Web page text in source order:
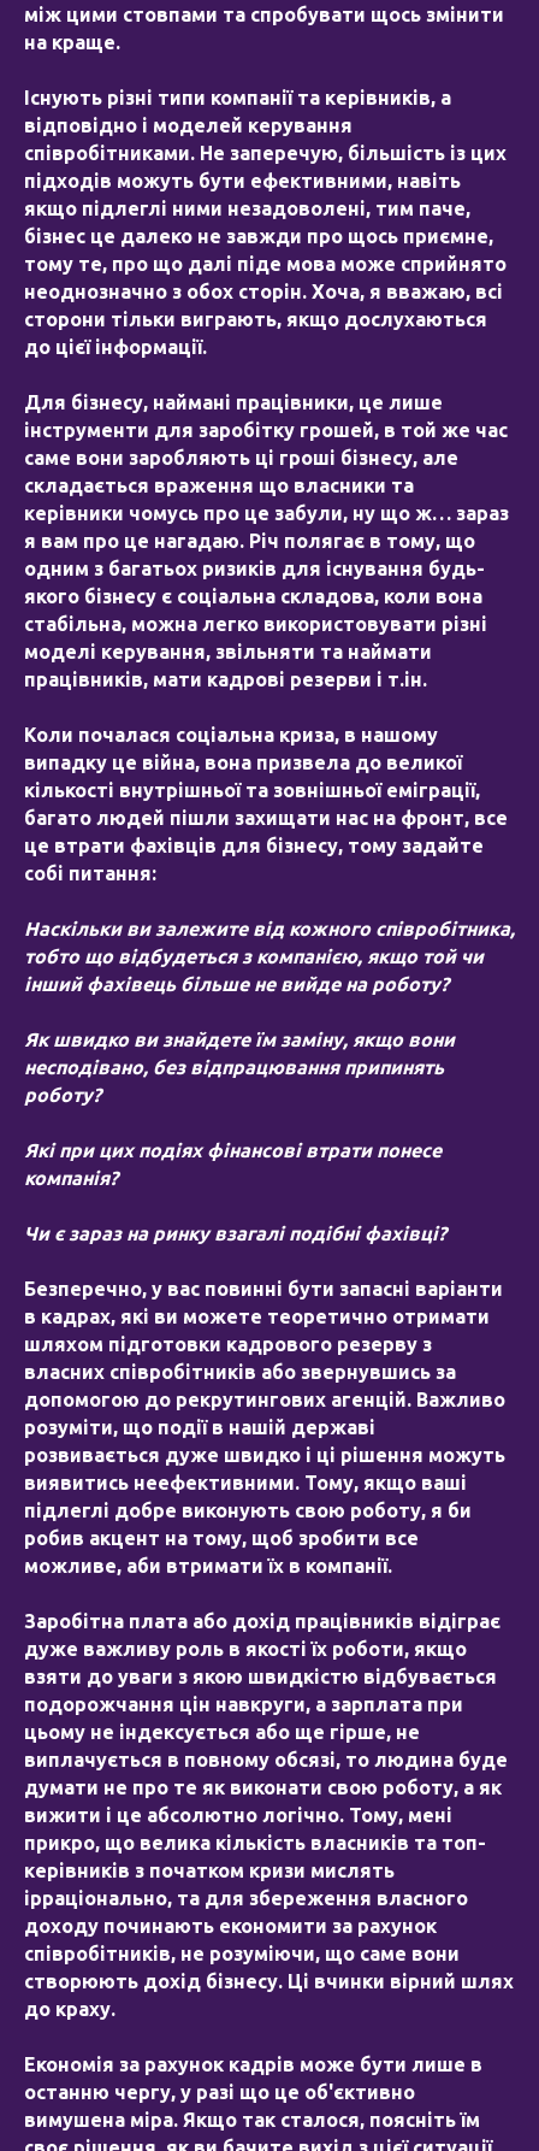
між цими стовпами та спробувати щось змінити
на краще.
Існують різні типи компанії та керівників, а
відповідно і моделей керування
співробітниками. Не заперечую, більшість із цих
підходів можуть бути ефективними, навіть
якщо підлеглі ними незадоволені, тим паче,
бізнес це далеко не завжди про щось приємне,
тому те, про що далі піде мова може сприйнято
неоднозначно з обох сторін. Хоча, я вважаю, всі
сторони тільки виграють, якщо дослухаються
до цієї інформації.
Для бізнесу, наймані працівники, це лише
інструменти для заробітку грошей, в той же час
саме вони заробляють ці гроші бізнесу, але
складається враження що власники та
керівники чомусь про це забули, ну що ж… зараз
я вам про це нагадаю. Річ полягає в тому, що
одним з багатьох ризиків для існування будь-
якого бізнесу є соціальна складова, коли вона
стабільна, можна легко використовувати різні
моделі керування, звільняти та наймати
працівників, мати кадрові резерви і т.ін.
Коли почалася соціальна криза, в нашому
випадку це війна, вона призвела до великої
кількості внутрішньої та зовнішньої еміграції,
багато людей пішли захищати нас на фронт, все
це втрати фахівців для бізнесу, тому задайте
собі питання:
Наскільки ви залежите від кожного співробітника,
тобто що відбудеться з компанією, якщо той чи
інший фахівець більше не вийде на роботу?
Як швидко ви знайдете їм заміну, якщо вони
несподівано, без відпрацювання припинять
роботу?
Які при цих подіях фінансові втрати понесе
компанія?
Чи є зараз на ринку взагалі подібні фахівці?
Безперечно, у вас повинні бути запасні варіанти
в кадрах, які ви можете теоретично отримати
шляхом підготовки кадрового резерву з
власних співробітників або звернувшись за
допомогою до рекрутингових агенцій. Важливо
розуміти, що події в нашій державі
розвивається дуже швидко і ці рішення можуть
виявитись неефективними. Тому, якщо ваші
підлеглі добре виконують свою роботу, я би
робив акцент на тому, щоб зробити все
можливе, аби втримати їх в компанії.
Заробітна плата або дохід працівників відіграє
дуже важливу роль в якості їх роботи, якщо
взяти до уваги з якою швидкістю відбувається
подорожчання цін навкруги, а зарплата при
цьому не індексується або ще гірше, не
виплачується в повному обсязі, то людина буде
думати не про те як виконати свою роботу, а як
вижити і це абсолютно логічно. Тому, мені
прикро, що велика кількість власників та топ-
керівників з початком кризи мислять
ірраціонально, та для збереження власного
доходу починають економити за рахунок
співробітників, не розуміючи, що саме вони
створюють дохід бізнесу. Ці вчинки вірний шлях
до краху.
Економія за рахунок кадрів може бути лише в
останню чергу, у разі що це об'єктивно
вимушена міра. Якщо так сталося, поясніть їм